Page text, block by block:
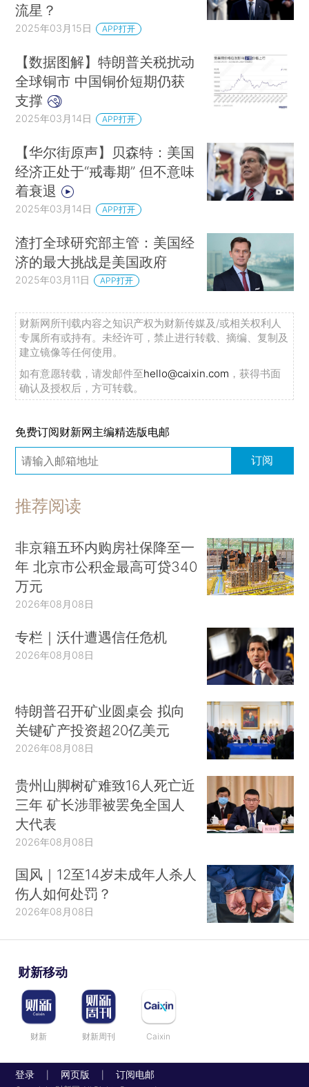
流星？
2025年03月15日 APP打开
【数据图解】特朗普关税扰动
全球铜市 中国铜价短期仍获
支撑
2025年03月14日 APP打开
【华尔街原声】贝森特：美国
经济正处于“戒毒期” 但不意味
着衰退
2025年03月14日 APP打开
渣打全球研究部主管：美国经
济的最大挑战是美国政府
2025年03月11日 APP打开
财新网所刊载内容之知识产权为财新传媒及/或相关权利人
专属所有或持有。未经许可，禁止进行转载、摘编、复制及
建立镜像等任何使用。
如有意愿转载，请发邮件至hello@caixin.com ，获得书面
确认及授权后，方可转载。
免费订阅财新网主编精选版电邮
订阅
推荐阅读
非京籍五环内购房社保降至一
年 北京市公积金最高可贷340
万元
2026年08月08日
专栏｜沃什遭遇信任危机
2026年08月08日
特朗普召开矿业圆桌会 拟向
关键矿产投资超20亿美元
2026年08月08日
贵州山脚树矿难致16人死亡近
三年 矿长涉罪被罢免全国人
大代表
2026年08月08日
国风｜12至14岁未成年人杀人
伤人如何处罚？
2026年08月08日
财新移动
财新 财新周刊 Caixin
登录 网页版 订阅电邮